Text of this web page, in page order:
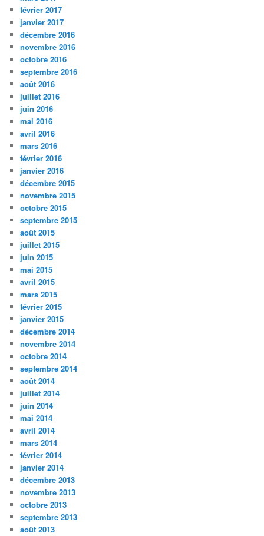
février 2017
janvier 2017
décembre 2016
novembre 2016
octobre 2016
septembre 2016
août 2016
juillet 2016
juin 2016
mai 2016
avril 2016
mars 2016
février 2016
janvier 2016
décembre 2015
novembre 2015
octobre 2015
septembre 2015
août 2015
juillet 2015
juin 2015
mai 2015
avril 2015
mars 2015
février 2015
janvier 2015
décembre 2014
novembre 2014
octobre 2014
septembre 2014
août 2014
juillet 2014
juin 2014
mai 2014
avril 2014
mars 2014
février 2014
janvier 2014
décembre 2013
novembre 2013
octobre 2013
septembre 2013
août 2013